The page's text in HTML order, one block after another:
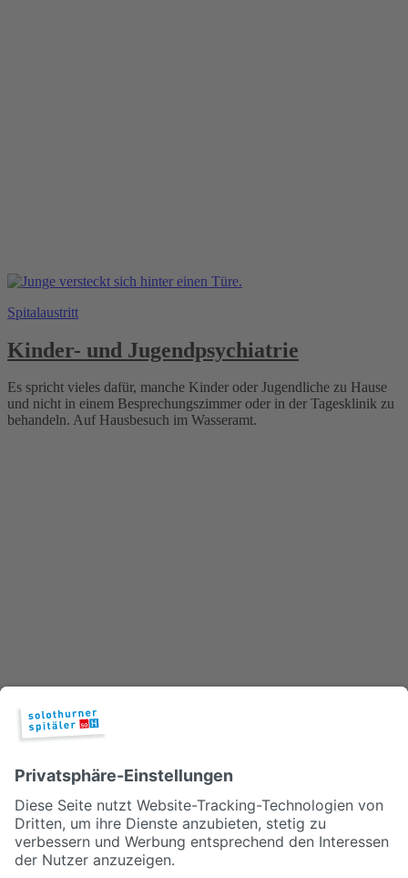
Spitalaustritt
Kinder- und Jugendpsychiatrie
Es spricht vieles dafür, manche Kinder oder Jugendliche zu Hause
und nicht in einem Besprechungszimmer oder in der Tagesklinik zu
behandeln. Auf Hausbesuch im Wasseramt.
Spitalaustritt
Überlastung in der Notfallmedizin
Wie könnte die Notfallmedizin der Zukunft aussehen, darüber wird
im Podcast gesprochen.
Prev